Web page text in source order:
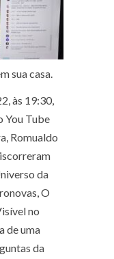
sua casa.
às 19:30,
You Tube
Romualdo
da
O
no
de uma
da